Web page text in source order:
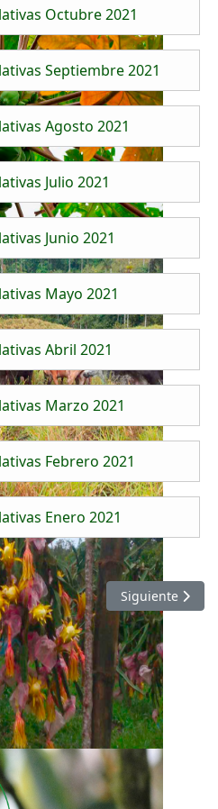
Octubre 2021
Septiembre 2021
Agosto 2021
Julio 2021
Junio 2021
Mayo 2021
Abril 2021
Marzo 2021
Febrero 2021
Enero 2021
Legislativas 2022Artículo
Siguiente